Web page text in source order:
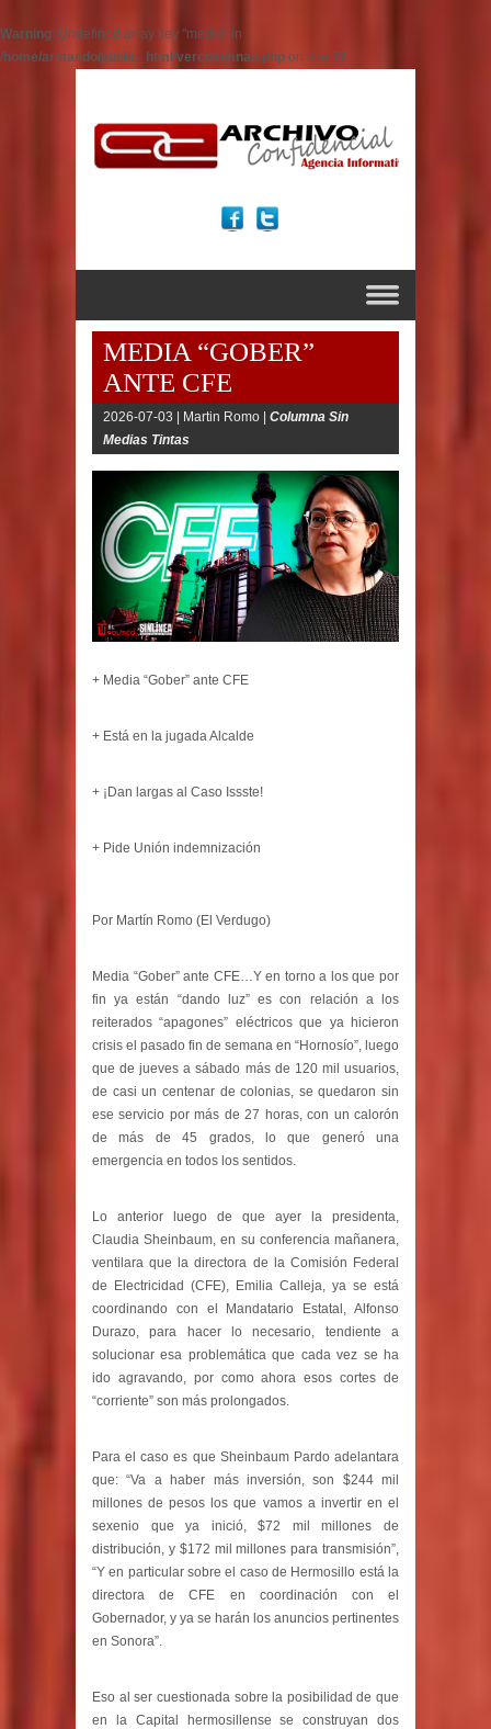
Warning: Undefined array key "medio" in
/home/armando/public_html/vercolumnas.php on line 72
MEDIA “GOBER”
ANTE CFE
2026-07-03 | Martin Romo | Columna Sin
Medias Tintas
+ Media “Gober” ante CFE
+ Está en la jugada Alcalde
+ ¡Dan largas al Caso Issste!
+ Pide Unión indemnización
Por Martín Romo (El Verdugo)
Media “Gober” ante CFE…Y en torno a los que por
fin ya están “dando luz” es con relación a los
reiterados “apagones” eléctricos que ya hicieron
crisis el pasado fin de semana en “Hornosío”, luego
que de jueves a sábado más de 120 mil usuarios,
de casi un centenar de colonias, se quedaron sin
ese servicio por más de 27 horas, con un calorón
de más de 45 grados, lo que generó una
emergencia en todos los sentidos.
Lo anterior luego de que ayer la presidenta,
Claudia Sheinbaum, en su conferencia mañanera,
ventilara que la directora de la Comisión Federal
de Electricidad (CFE), Emilia Calleja, ya se está
coordinando con el Mandatario Estatal, Alfonso
Durazo, para hacer lo necesario, tendiente a
solucionar esa problemática que cada vez se ha
ido agravando, por como ahora esos cortes de
“corriente” son más prolongados.
Para el caso es que Sheinbaum Pardo adelantara
que: “Va a haber más inversión, son $244 mil
millones de pesos los que vamos a invertir en el
sexenio que ya inició, $72 mil millones de
distribución, y $172 mil millones para transmisión”,
“Y en particular sobre el caso de Hermosillo está la
directora de CFE en coordinación con el
Gobernador, y ya se harán los anuncios pertinentes
en Sonora”.
Eso al ser cuestionada sobre la posibilidad de que
en la Capital hermosillense se construyan dos